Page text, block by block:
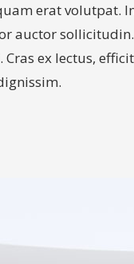
erat volutpat.
auctor
Cras ex lectus,